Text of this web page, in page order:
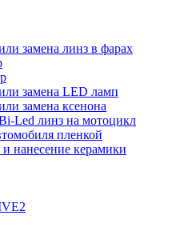
замена линз в фарах
замена LED ламп
замена ксенона
Led линз на мотоцикл
пленкой
нанесение керамики